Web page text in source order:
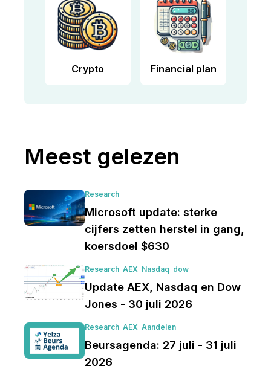
Crypto Financial plan
Meest gelezen
Research
Microsoft update: sterke
cijfers zetten herstel in gang,
koersdoel $630
Research AEX Nasdaq dow
Update AEX, Nasdaq en Dow
Jones - 30 juli 2026
Research AEX Aandelen
Beursagenda: 27 juli - 31 juli
2026